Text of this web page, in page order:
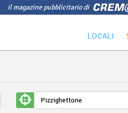
il magazine pubblicitario di
LOCALI